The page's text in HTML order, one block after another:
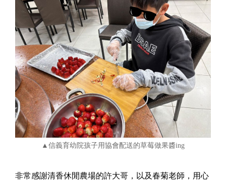
▲信義育幼院孩子用協會配送的草莓做果醬ing
非常感謝清香休閒農場的許大哥，以及春菊老師，用心